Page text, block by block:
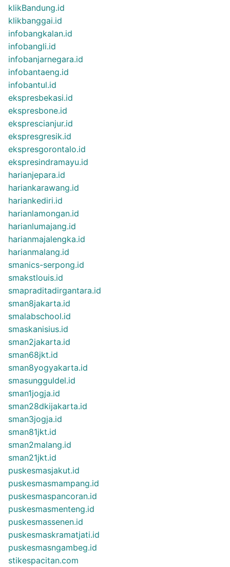
klikBandung.id
klikbanggai.id
infobangkalan.id
infobangli.id
infobanjarnegara.id
infobantaeng.id
infobantul.id
ekspresbekasi.id
ekspresbone.id
eksprescianjur.id
ekspresgresik.id
ekspresgorontalo.id
ekspresindramayu.id
harianjepara.id
hariankarawang.id
hariankediri.id
harianlamongan.id
harianlumajang.id
harianmajalengka.id
harianmalang.id
smanics-serpong.id
smakstlouis.id
smapraditadirgantara.id
sman8jakarta.id
smalabschool.id
smaskanisius.id
sman2jakarta.id
sman68jkt.id
sman8yogyakarta.id
smasungguldel.id
sman1jogja.id
sman28dkijakarta.id
sman3jogja.id
sman81jkt.id
sman2malang.id
sman21jkt.id
puskesmasjakut.id
puskesmasmampang.id
puskesmaspancoran.id
puskesmasmenteng.id
puskesmassenen.id
puskesmaskramatjati.id
puskesmasngambeg.id
stikespacitan.com